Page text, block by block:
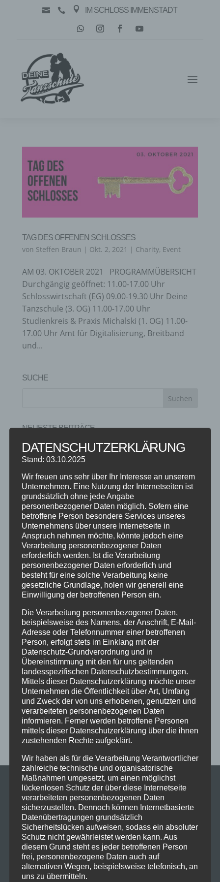
   IM SCHLOSS IMMENSTADT
TAG DES OFFENEN SCHLOSSES
von Steffen Braun | Okt. 2, 2021 | Charity, Event
AM 03. OKTOBER 2021 PROGRAMMÜBERSICHT
Durchgängig geöffnet: 11.00-17.00 Uhr
Schlosswirtschaft (EG) 09.00-19.30 Uhr Deine
Tanzschule (3. OG) 11.00-17.00 Uhr
Studienkreis & Praxis Michalski (1. OG) 11.00-
17.00 Uhr Amt für Digitalisierung, Breitband
und...
SUCHE
NEUESTE BEITRÄGE
SCHNUPPERTAG 2026
Abschlussball 2026
WEIHNACHTSFERIEN
KATEGORIEN
Kategorien
SCHLAGWÖRTER
2023 2024 Allgäu Anfängerkurs
Boogie
Charity
cool Corona Coronavirus
Dance
dancing
Deine Tanzschule Einsteigerkurs
Ferien
Ferienprogramm Fitness
Fitnessprogramm
Fortgeschrittene
Gesellschaftstanz
Immenstadt
im Schloss
Jive Jugendliche online
Paartanz
Schaut hin!
Schloss Immenstadt
Silvester
Sommerferien
Streetdance tanzen
Tanzen lernen
Tanzkurs
Tanzpause Tanzschule
Tanzschulfamilie
Training
Weihnachten Workout
Workshop
Workshop tanzen
Zumba Zumba Kurs Übungsabend
DATENSCHUTZERKLÄRUNG
Stand: 03.10.2025
Wir freuen uns sehr über Ihr Interesse an unserem
Unternehmen. Eine Nutzung der Internetseiten ist
grundsätzlich ohne jede Angabe
personenbezogener Daten möglich. Sofern eine
betroffene Person besondere Services unseres
Unternehmens über unsere Internetseite in
Anspruch nehmen möchte, könnte jedoch eine
Verarbeitung personenbezogener Daten
erforderlich werden. Ist die Verarbeitung
personenbezogener Daten erforderlich und
besteht für eine solche Verarbeitung keine
gesetzliche Grundlage, holen wir generell eine
Einwilligung der betroffenen Person ein.
Die Verarbeitung personenbezogener Daten,
beispielsweise des Namens, der Anschrift, E-Mail-
Adresse oder Telefonnummer einer betroffenen
Person, erfolgt stets im Einklang mit der
Datenschutz-Grundverordnung und in
Übereinstimmung mit den für uns geltenden
landesspezifischen Datenschutzbestimmungen.
Mittels dieser Datenschutzerklärung möchte unser
Unternehmen die Öffentlichkeit über Art, Umfang
und Zweck der von uns erhobenen, genutzten und
verarbeiteten personenbezogenen Daten
informieren. Ferner werden betroffene Personen
mittels dieser Datenschutzerklärung über die ihnen
zustehenden Rechte aufgeklärt.
Wir haben als für die Verarbeitung Verantwortlicher
zahlreiche technische und organisatorische
Maßnahmen umgesetzt, um einen möglichst
lückenlosen Schutz der über diese Internetseite
verarbeiteten personenbezogenen Daten
sicherzustellen. Dennoch können Internetbasierte
Datenübertragungen grundsätzlich
Sicherheitslücken aufweisen, sodass ein absoluter
Schutz nicht gewährleistet werden kann. Aus
diesem Grund steht es jeder betroffenen Person
frei, personenbezogene Daten auch auf
alternativen Wegen, beispielsweise telefonisch, an
uns zu übermitteln.